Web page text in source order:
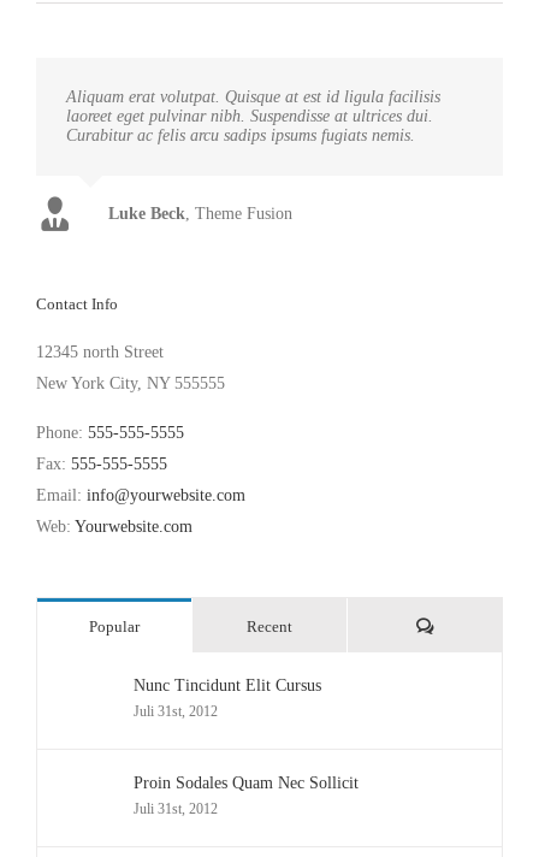
Aliquam erat volutpat. Quisque at est id ligula facilisis
laoreet eget pulvinar nibh. Suspendisse at ultrices dui.
Curabitur ac felis arcu sadips ipsums fugiats nemis.
Luke Beck Theme Fusion
Contact Info
12345 north Street
New York City, NY 555555
Phone: 555-555-5555
Fax: 555-555-5555
Email: info@yourwebsite.com
Web: Yourwebsite.com
Popular Recent Comments
Nunc Tincidunt Elit Cursus
Juli 31st, 2012
Proin Sodales Quam Nec Sollicit
Juli 31st, 2012